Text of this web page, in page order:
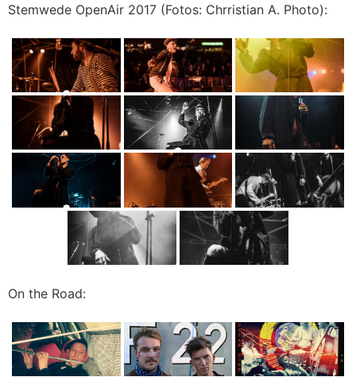
Stemwede OpenAir 2017 (Fotos: Chrristian A. Photo):
On the Road: